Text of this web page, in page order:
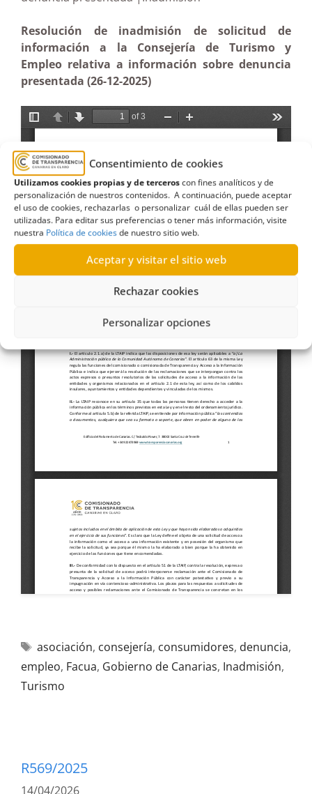
Consentimiento de cookies
Utilizamos cookies propias y de terceroscon fines analíticos y de
personalización de nuestros contenidos. A continuación, puede aceptar
el uso de cookies, rechazarlas o personalizar cuál de ellas pueden ser
utilizadas. Para editar sus preferencias o tener más información, visite
nuestra Política de cookiesde nuestro sitio web.
Aceptar y visitar el sitio web
Rechazar cookies
Personalizar opciones
Resolución de inadmisión de solicitud de
información a la Consejería de Turismo y
Empleo relativa a información sobre denuncia
presentada (26-12-2025)
asociación, consejería, consumidores, denuncia,
empleo, Facua, Gobierno de Canarias, Inadmisión,
Turismo
R569/2025
14/04/2026